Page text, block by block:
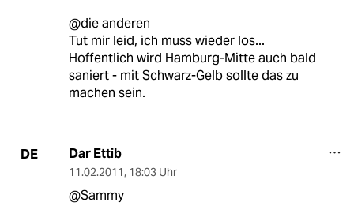
@die anderen
Tut mir leid, ich muss wieder los...
Hoffentlich wird Hamburg-Mitte auch bald
saniert - mit Schwarz-Gelb sollte das zu
machen sein.
DE Dar Ettib
11.02.2011, 18:03 Uhr
@Sammy